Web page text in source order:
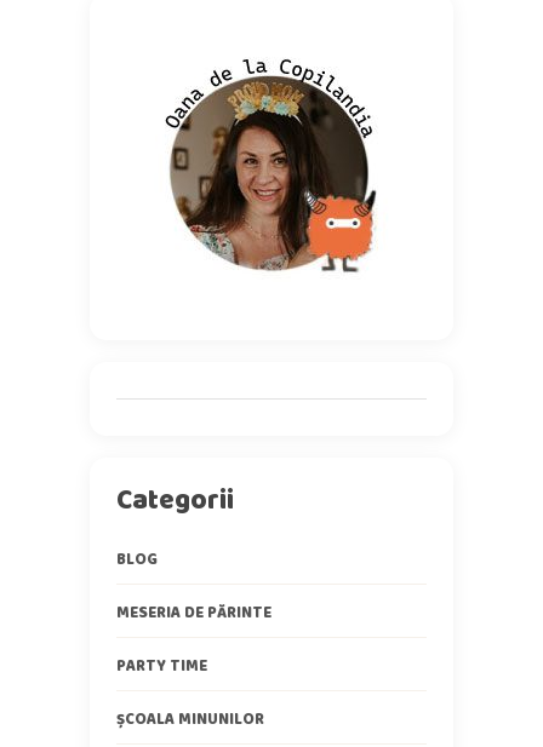
Categorii
BLOG
MESERIA DE PĂRINTE
PARTY TIME
ȘCOALA MINUNILOR